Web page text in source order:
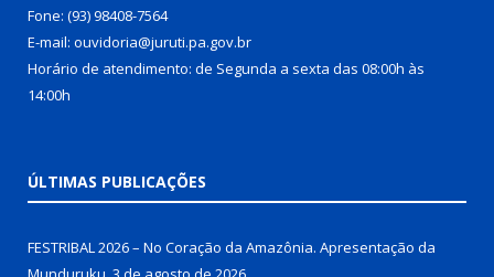
Fone: (93) 98408-7564
E-mail: ouvidoria@juruti.pa.gov.br
Horário de atendimento: de Segunda a sexta das 08:00h às
14:00h
ÚLTIMAS PUBLICAÇÕES
FESTRIBAL 2026 – No Coração da Amazônia. Apresentação da